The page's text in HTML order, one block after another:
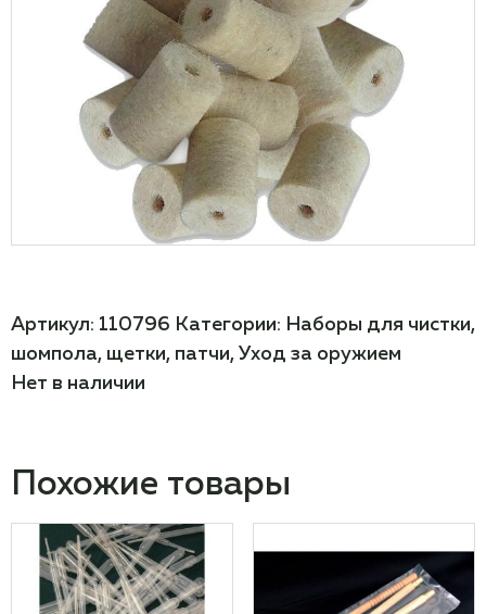
Артикул: 110796 Категории: Наборы для чистки,
шомпола, щетки, патчи, Уход за оружием
Нет в наличии
Похожие товары